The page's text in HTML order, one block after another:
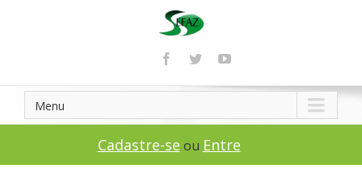
Menu
Cadastre-se ou Entre